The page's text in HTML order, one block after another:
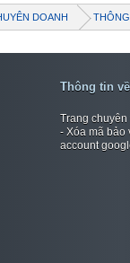
DOANH
Thông tin
Trang chuyên
- Xóa mã bảo
account